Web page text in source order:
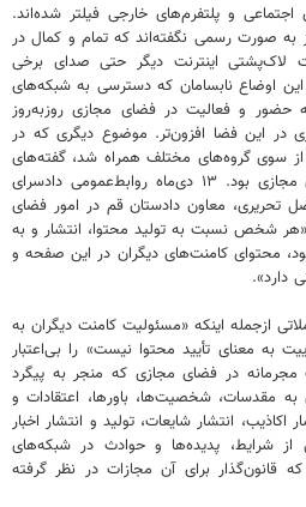
و پلتفرم‌های خارجی فیلتر شده‌اند.
صورت رسمی نگفته‌اند که تمام و کمال در
لاک‌پشتی اینترنت دیگر حتی صدای برخی
اوضاع نابسامان که دسترسی به شبکه‌های
و فعالیت در فضای مجازی روزبه‌روز
در این فضا افزون‌تر. موضوع دیگری که در
از سوی گروه‌های مختلف همراه شد، گفته‌های
معاون دادستان قم در امور فضای مجازی بود. ۱۳ دی‌ماه روابط‌عمومی دادسرای
تحریری، معاون دادستان قم در امور فضای
شخص نسبت به تولید محتوا، انتشار و به
محتوای کامنت‌های دیگران در این صفحه و
دارد».
ازجمله اینکه «مسئولیت کامنت دیگران به
به معنای تأیید محتوا نیست» را بی‌اعتبار
مجرمانه در فضای مجازی که منجر به پیگرد
مقدسات، شخصیت‌ها، باورها، اعتقادات و
اکاذیب، انتشار شایعات، تولید و انتشار اخبار
از شرایط، پدیده‌ها و حوادث در شبکه‌های
قانون‌گذار برای آن مجازات در نظر گرفته